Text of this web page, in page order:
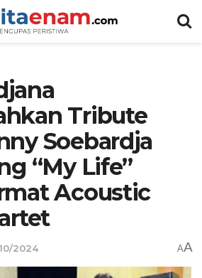
Tribute
Soebardja
“My Life”
Acoustic
2024 AA